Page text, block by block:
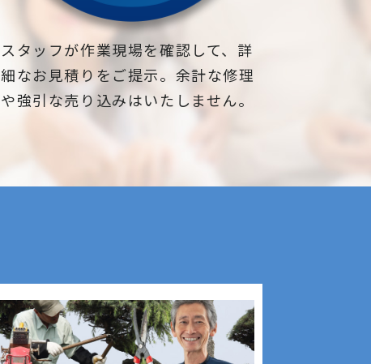
スタッフが作業現場を確認して、詳
細なお見積りをご提示。余計な修理
や強引な売り込みはいたしません。